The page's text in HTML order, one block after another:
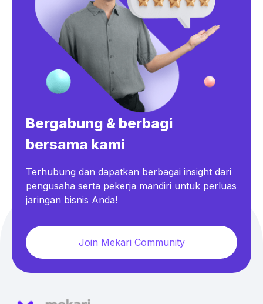
Bergabung & berbagi
bersama kami
Terhubung dan dapatkan berbagai insight dari
pengusaha serta pekerja mandiri untuk perluas
jaringan bisnis Anda!
Join Mekari Community